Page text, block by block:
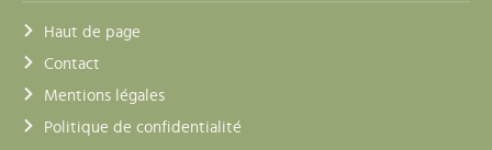
Haut de page
Contact
Mentions légales
Politique de confidentialité